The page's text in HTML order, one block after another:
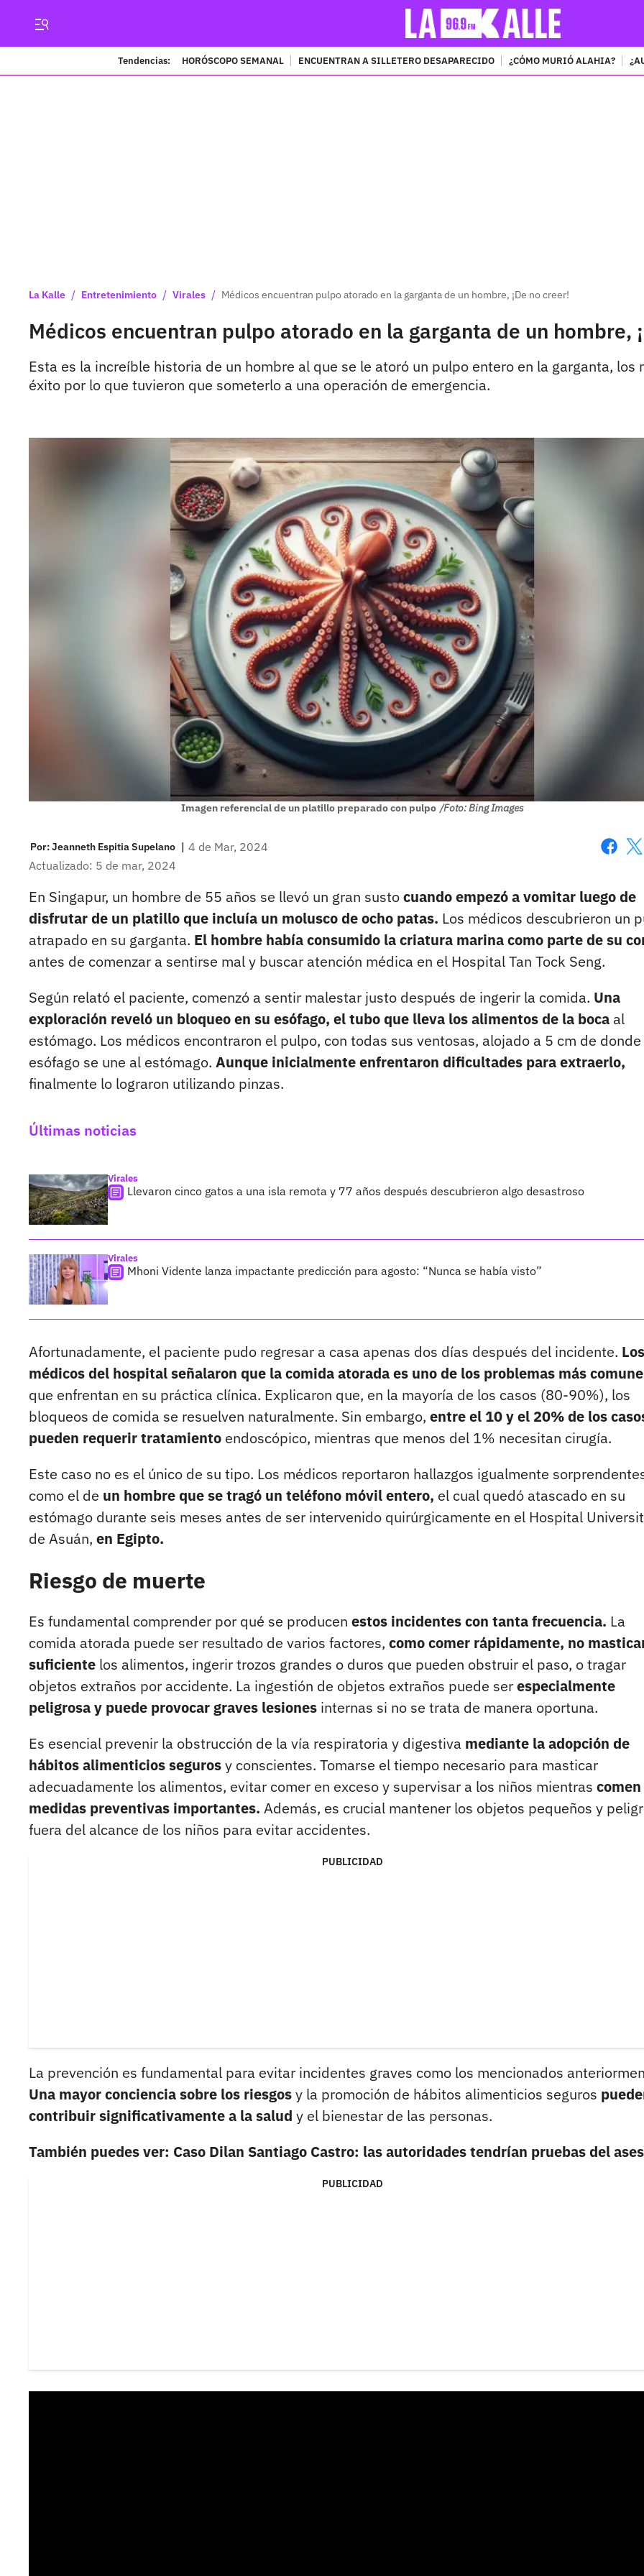
Tendencias: HORÓSCOPO SEMANAL ENCUENTRAN A SILLETERO DESAPARECIDO ¿CÓMO MURIÓ ALAHIA?
La Kalle / Entretenimiento / Virales / Médicos encuentran pulpo atorado en la garganta de un hombre, ¡De no creer!
Médicos encuentran pulpo atorado en la garganta de un hombre,
Esta es la increíble historia de un hombre al que se le atoró un pulpo entero en la garganta,
éxito por lo que tuvieron que someterlo a una operación de emergencia.
Imagen referencial de un platillo preparado con pulpo /Foto: Bing Images
Por:Jeanneth Espitia Supelano | 4 de Mar, 2024
Actualizado: 5 de mar, 2024
En Singapur, un hombre de 55 años se llevó un gran sustocuando empezó a vomitar luego de
disfrutar de un platillo que incluía un molusco de ocho patas. Los médicos descubrieron un
atrapado en su garganta. El hombre había consumido la criatura marina como parte de su
antes de comenzar a sentirse mal y buscar atención médica en el Hospital Tan Tock Seng.
Según relató el paciente, comenzó a sentir malestar justo después de ingerir la comida. Una
exploración reveló un bloqueo en su esófago, el tubo que lleva los alimentos de la boca al
estómago. Los médicos encontraron el pulpo, con todas sus ventosas, alojado a 5 cm de
esófago se une al estómago. Aunque inicialmente enfrentaron dificultades para extraerlo,
finalmente lo lograron utilizando pinzas.
Últimas noticias
Virales
Llevaron cinco gatos a una isla remota y 77 años después descubrieron algo desastroso
Virales
Mhoni Vidente lanza impactante predicción para agosto: “Nunca se había visto”
Afortunadamente, el paciente pudo regresar a casa apenas dos días después del incidente. Los
médicos del hospital señalaron que la comida atorada es uno de los problemas más
que enfrentan en su práctica clínica. Explicaron que, en la mayoría de los casos (80-90%), los
bloqueos de comida se resuelven naturalmente. Sin embargo, entre el 10 y el 20% de los
pueden requerir tratamiento endoscópico, mientras que menos del 1% necesitan cirugía.
Este caso no es el único de su tipo. Los médicos reportaron hallazgos igualmente
como el de un hombre que se tragó un teléfono móvil entero, el cual quedó atascado en su
estómago durante seis meses antes de ser intervenido quirúrgicamente en el Hospital
de Asuán, en Egipto.
Riesgo de muerte
Es fundamental comprender por qué se producen estos incidentes con tanta frecuencia. La
comida atorada puede ser resultado de varios factores, como comer rápidamente, no
suficiente los alimentos, ingerir trozos grandes o duros que pueden obstruir el paso, o tragar
objetos extraños por accidente. La ingestión de objetos extraños puede serespecialmente
peligrosa y puede provocar graves lesiones internas si no se trata de manera oportuna.
Es esencial prevenir la obstrucción de la vía respiratoria y digestiva mediante la adopción de
hábitos alimenticios segurosy conscientes. Tomarse el tiempo necesario para masticar
adecuadamente los alimentos, evitar comer en exceso y supervisar a los niños mientras
medidas preventivas importantes. Además, es crucial mantener los objetos pequeños y
fuera del alcance de los niños para evitar accidentes.
PUBLICIDAD
La prevención es fundamental para evitar incidentes graves como los mencionados
Una mayor conciencia sobre los riesgosy la promoción de hábitos alimenticios seguros
contribuir significativamente a la salud y el bienestar de las personas.
También puedes ver: Caso Dilan Santiago Castro: las autoridades tendrían pruebas del
PUBLICIDAD